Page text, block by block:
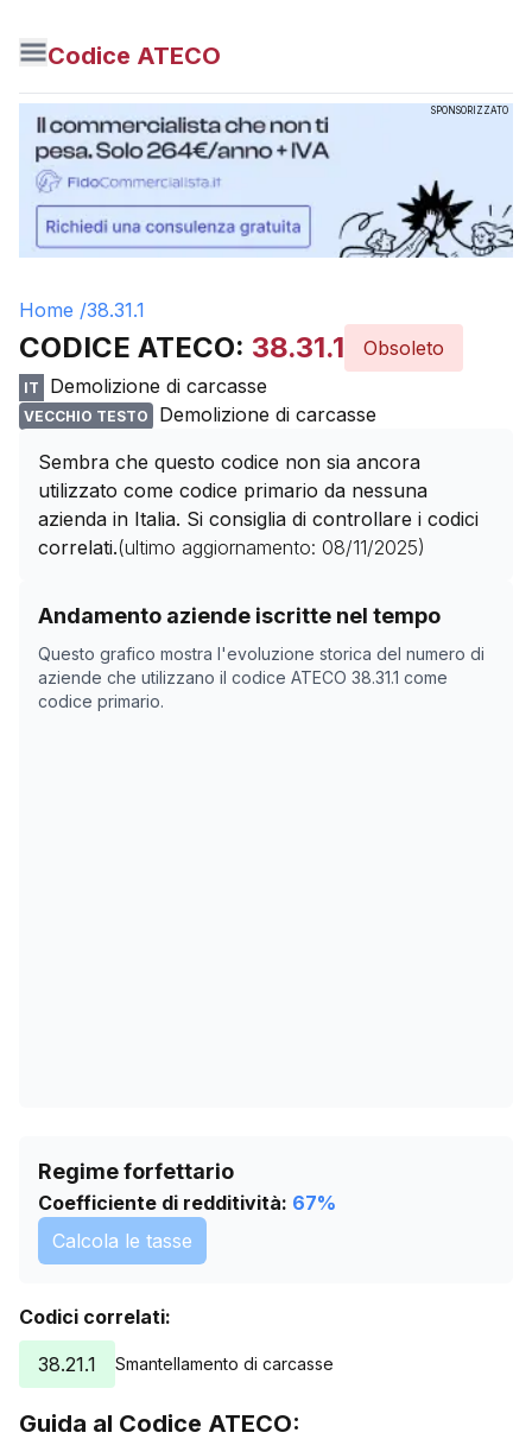
Codice ATECO
SPONSORIZZATO
Home /38.31.1
CODICE ATECO: 38.31.1 Obsoleto
IT Demolizione di carcasse
VECCHIO TESTO
Demolizione di carcasse
Sembra che questo codice non sia ancora
utilizzato come codice primario da nessuna
azienda in Italia. Si consiglia di controllare i codici
correlati.(ultimo aggiornamento: 08/11/2025)
Andamento aziende iscritte nel tempo
Questo grafico mostra l'evoluzione storica del numero di
aziende che utilizzano il codice ATECO 38.31.1 come
codice primario.
Storico numero di aziende con codice ATECO
Data rilevazione
05/04/2025
553
21/05/2025
Regime forfettario
Coefficiente di redditività: 67%
Calcola le tasse
Codici correlati:
38.21.1
Smantellamento di carcasse
Guida al Codice ATECO: